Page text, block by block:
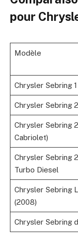
pour
Modèle
Chrysler Sebring 1
Chrysler Sebring
Chrysler Sebring
Cabriolet)
Chrysler Sebring
Turbo Diesel
Chrysler Sebring
(2008)
Chrysler Sebring